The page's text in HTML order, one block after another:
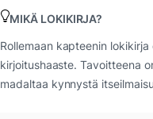
MIKÄ LOKIKIRJA?
Rollemaan kapteenin
kirjoitushaaste. Tavoitteena
madaltaa kynnystä